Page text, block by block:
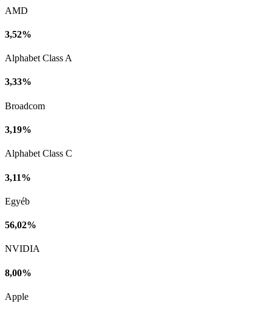
AMD
3,52%
Alphabet Class A
3,33%
Broadcom
3,19%
Alphabet Class C
3,11%
Egyéb
56,02%
NVIDIA
8,00%
Apple